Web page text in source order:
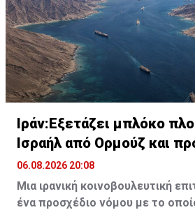
Ιράν:Εξετάζει μπλόκο
Ισραήλ από Ορμούζ και
φορτίου
06.08.2026 20:08
Μια ιρανική κοινοβουλευτική
ένα προσχέδιο νόμου με το